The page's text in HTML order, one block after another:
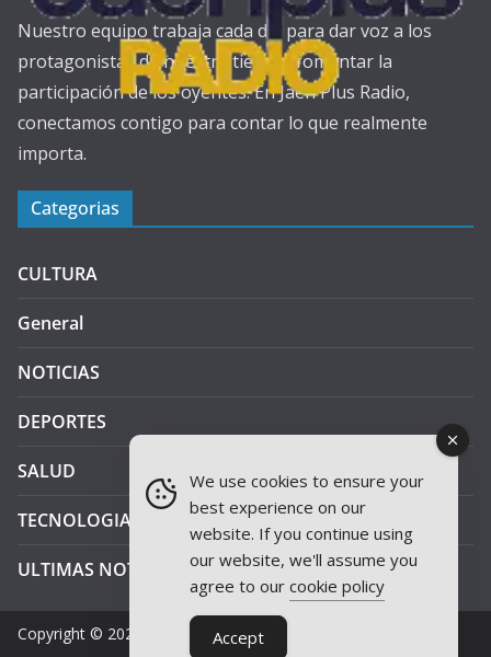
Nuestro equipo trabaja cada día para dar voz a los
protagonistas de nuestra tierra y fomentar la
participación de los oyentes. En Jaén Plus Radio,
conectamos contigo para contar lo que realmente
importa.
Categorias
CULTURA
General
NOTICIAS
DEPORTES
SALUD
TECNOLOGIA
ULTIMAS NOTICIAS
Copyright © 2026 JAEN PLUS RADIO
We use cookies to ensure your
best experience on our
website. If you continue using
our website, we'll assume you
agree to our cookie policy
Accept